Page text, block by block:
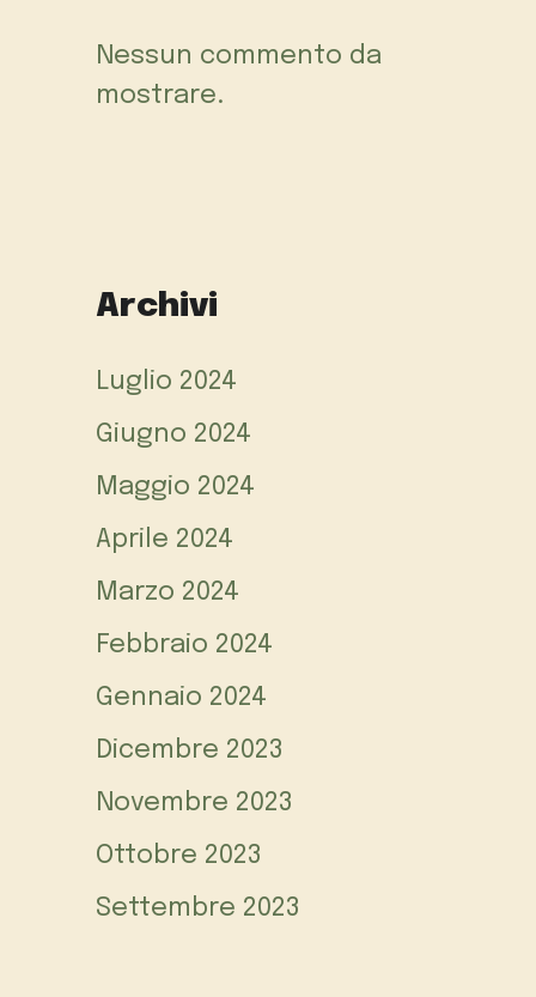
Nessun commento da
mostrare.
Archivi
Luglio 2024
Giugno 2024
Maggio 2024
Aprile 2024
Marzo 2024
Febbraio 2024
Gennaio 2024
Dicembre 2023
Novembre 2023
Ottobre 2023
Settembre 2023